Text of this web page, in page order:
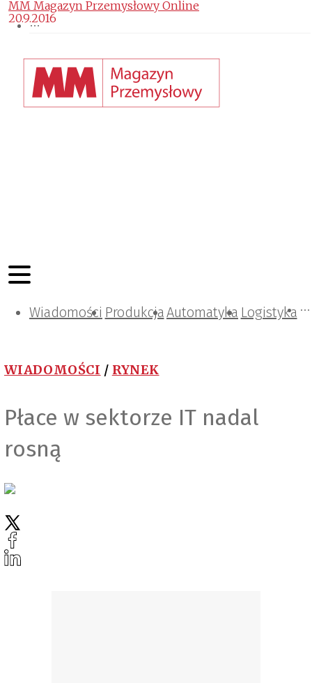
Wiadomości ProdukcjaAutomatyka Logistyka
Projektowanie i konstrukcje
Zarządzanie i IT
Tematy specjalne
WIADOMOŚCI / RYNEK
Płace w sektorze IT nadal
rosną
MM Magazyn Przemysłowy Online
20.9.2016